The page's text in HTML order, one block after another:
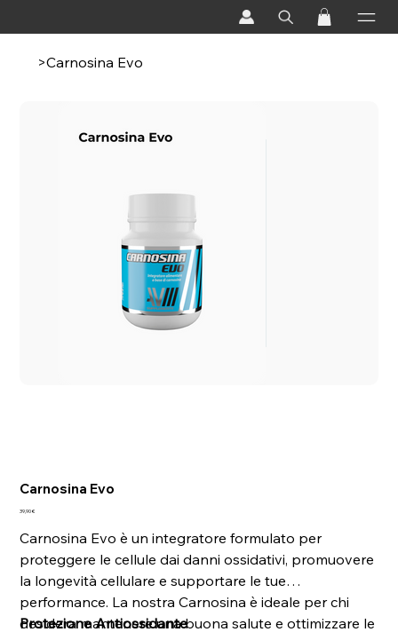
>Carnosina Evo
Carnosina Evo
Prezzo
39,90 €
Carnosina Evo è un integratore formulato per
proteggere le cellule dai danni ossidativi, promuovere
la longevità cellulare e supportare le tue
performance. La nostra Carnosina è ideale per chi
desidera mantenere una buona salute e ottimizzare le
Protezione Antiossidante